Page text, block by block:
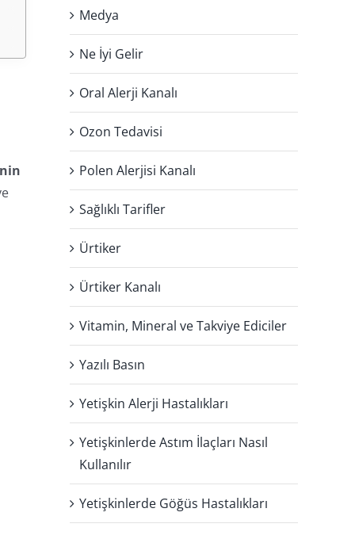
Medya
Ne İyi Gelir
Oral Alerji Kanalı
Ozon Tedavisi
Polen Alerjisi Kanalı
Sağlıklı Tarifler
Ürtiker
Ürtiker Kanalı
Vitamin, Mineral ve Takviye Ediciler
Yazılı Basın
Yetişkin Alerji Hastalıkları
Yetişkinlerde Astım İlaçları Nasıl
Kullanılır
Yetişkinlerde Göğüs Hastalıkları